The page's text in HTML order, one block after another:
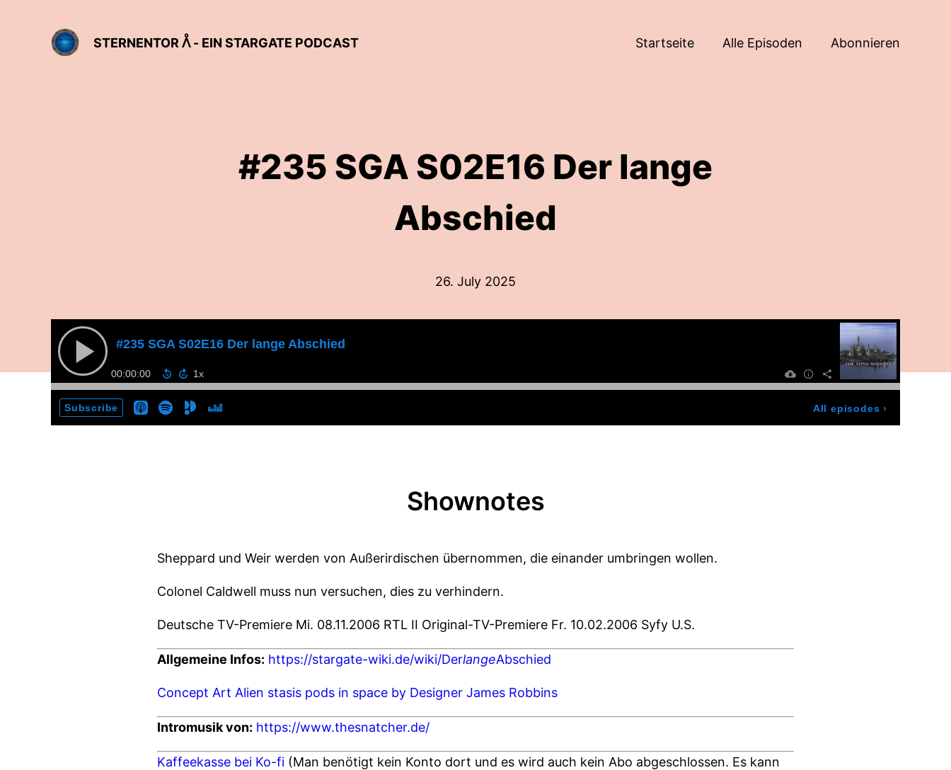
STERNENTOR ᐰ - EIN STARGATE PODCAST Startseite Alle Episoden Abonnieren
#235 SGA S02E16 Der lange
Abschied
26. July 2025
#235 SGA S02E16 Der lange Abschied
00:00:00
Subscribe All episodes ›
Shownotes
Sheppard und Weir werden von Außerirdischen übernommen, die einander umbringen wollen.
Colonel Caldwell muss nun versuchen, dies zu verhindern.
Deutsche TV-Premiere Mi. 08.11.2006 RTL II Original-TV-Premiere Fr. 10.02.2006 Syfy U.S.
Allgemeine Infos: https://stargate-wiki.de/wiki/DerlangeAbschied
Concept Art Alien stasis pods in space by Designer James Robbins
Intromusik von: https://www.thesnatcher.de/
Kaffeekasse bei Ko-fi (Man benötigt kein Konto dort und es wird auch kein Abo abgeschlossen. Es kann